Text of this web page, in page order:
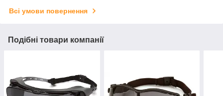
Всі умови повернення
Подібні товари компанії